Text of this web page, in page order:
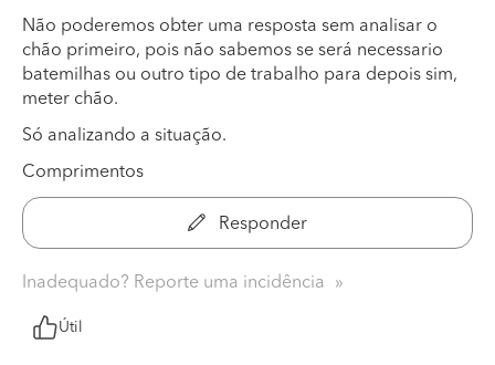
Não poderemos obter uma resposta sem analisar o
chão primeiro, pois não sabemos se será necessario
batemilhas ou outro tipo de trabalho para depois sim,
meter chão.
Só analizando a situação.
Comprimentos
Responder
Inadequado? Reporte uma incidência
Útil